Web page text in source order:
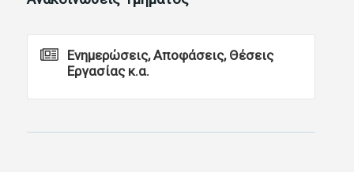
Ενημερώσεις, Αποφάσεις, Θέσεις
Εργασίας κ.α.